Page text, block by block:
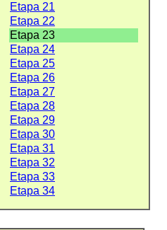
Etapa 21
Etapa 22
Etapa 23
Etapa 24
Etapa 25
Etapa 26
Etapa 27
Etapa 28
Etapa 29
Etapa 30
Etapa 31
Etapa 32
Etapa 33
Etapa 34